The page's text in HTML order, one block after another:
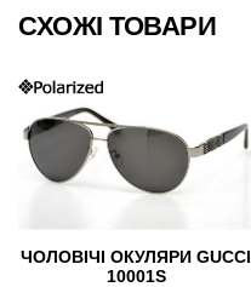
СХОЖІ ТОВАРИ
ЧОЛОВІЧІ ОКУЛЯРИ GUCCI
10001S